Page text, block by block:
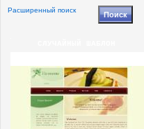
Расширенный поиск